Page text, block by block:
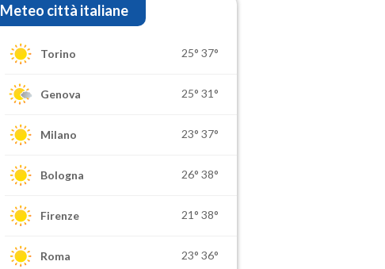
Meteo città italiane
Torino 25° 37°
Genova 25° 31°
Milano 23° 37°
Bologna 26° 38°
Firenze 21° 38°
Roma 23° 36°